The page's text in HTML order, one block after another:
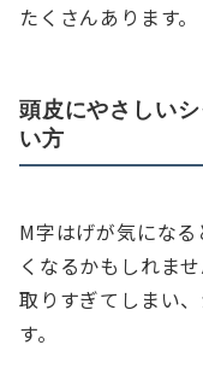
たくさんあります。
頭皮にやさしい
い方
M字はげが気にな
くなるかもしれま
取りすぎてしまい
す。